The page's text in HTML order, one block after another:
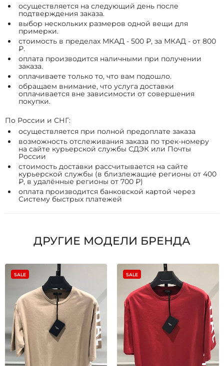
осуществляется на следующий день после
подтверждения заказа.
выбор нескольких размеров одной вещи для
примерки.
стоимость в пределах МКАД - 500 ₽, за МКАД - от 800
₽.
оплата производится наличными при получении
заказа.
оплачиваете только то, что вам подошло.
обращаем внимание, что услуга доставки
оплачивается вне зависимости от совершения
покупки.
По России и СНГ:
осуществляется при полной предоплате заказа
возможность отслеживания заказа по трек-номеру
на сайте курьерской службы СДЭК или Почты
России
стоимость доставки рассчитывается на сайте
курьерской службы (в близлежащие регионы от 400
₽, в удалённые регионы от 700 ₽)
оплата производится банковской картой через
Систему быстрых платежей
ДРУГИЕ МОДЕЛИ БРЕНДА
SALE SALE